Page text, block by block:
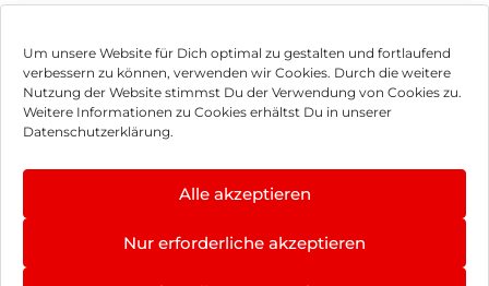
Um unsere Website für Dich optimal zu gestalten und fortlaufend
verbessern zu können, verwenden wir Cookies. Durch die weitere
Nutzung der Website stimmst Du der Verwendung von Cookies zu.
Weitere Informationen zu Cookies erhältst Du in unserer
Datenschutzerklärung.
Alle akzeptieren
Nur erforderliche akzeptieren
Impressum
Hinweis zur Batterieentsorgung